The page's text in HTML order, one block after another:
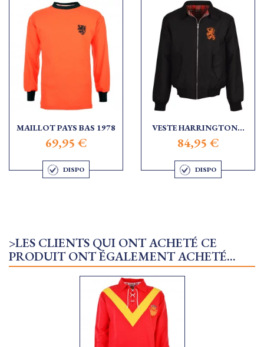
MAILLOT PAYS BAS 1978
69,95 €
DISPO
VESTE HARRINGTON...
84,95 €
DISPO
>LES CLIENTS QUI ONT ACHETÉ CE
PRODUIT ONT ÉGALEMENT ACHETÉ...